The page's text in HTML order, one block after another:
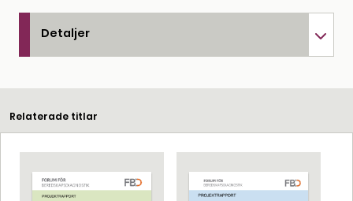
Detaljer
Relaterade titlar